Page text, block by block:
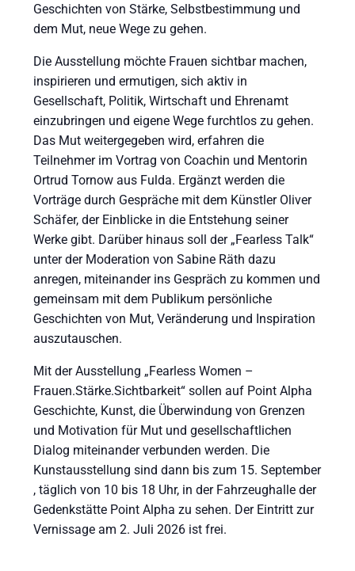
Geschichten von Stärke, Selbstbestimmung und
dem Mut, neue Wege zu gehen.
Die Ausstellung möchte Frauen sichtbar machen,
inspirieren und ermutigen, sich aktiv in
Gesellschaft, Politik, Wirtschaft und Ehrenamt
einzubringen und eigene Wege furchtlos zu gehen.
Das Mut weitergegeben wird, erfahren die
Teilnehmer im Vortrag von Coachin und Mentorin
Ortrud Tornow aus Fulda. Ergänzt werden die
Vorträge durch Gespräche mit dem Künstler Oliver
Schäfer, der Einblicke in die Entstehung seiner
Werke gibt. Darüber hinaus soll der „Fearless Talk“
unter der Moderation von Sabine Räth dazu
anregen, miteinander ins Gespräch zu kommen und
gemeinsam mit dem Publikum persönliche
Geschichten von Mut, Veränderung und Inspiration
auszutauschen.
Mit der Ausstellung „Fearless Women –
Frauen.Stärke.Sichtbarkeit“ sollen auf Point Alpha
Geschichte, Kunst, die Überwindung von Grenzen
und Motivation für Mut und gesellschaftlichen
Dialog miteinander verbunden werden. Die
Kunstausstellung sind dann bis zum 15. September
, täglich von 10 bis 18 Uhr, in der Fahrzeughalle der
Gedenkstätte Point Alpha zu sehen. Der Eintritt zur
Vernissage am 2. Juli 2026 ist frei.